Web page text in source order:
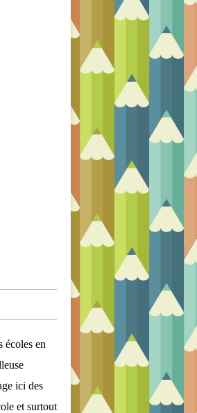
écoles en
ici des
et surtout